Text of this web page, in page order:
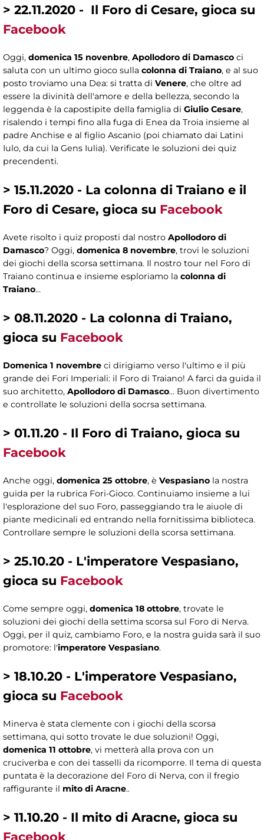
> 22.11.2020 - Il Foro di Cesare, gioca su
Facebook
Oggi, domenica 15 novenbre, Apollodoro di Damasco ci
saluta con un ultimo gioco sulla colonna di Traiano, e al suo
posto troviamo una Dea: si tratta di Venere, che oltre ad
essere la divinità dell'amore e della bellezza, secondo la
leggenda è la capostipite della famiglia di Giulio Cesare,
risalendo i tempi fino alla fuga di Enea da Troia insieme al
padre Anchise e al figlio Ascanio (poi chiamato dai Latini
Iulo, da cui la Gens Iulia). Verificate le soluzioni dei quiz
precendenti.
> 15.11.2020 - La colonna di Traiano e il
Foro di Cesare, gioca su Facebook
Avete risolto i quiz proposti dal nostro Apollodoro di
Damasco? Oggi, domenica 8 novembre, trovi le soluzioni
dei giochi della scorsa settimana. Il nostro tour nel Foro di
Traiano continua e insieme esploriamo la colonna di
Traiano...
> 08.11.2020 - La colonna di Traiano,
gioca su Facebook
Domenica 1 novembre ci dirigiamo verso l'ultimo e il più
grande dei Fori Imperiali: il Foro di Traiano! A farci da guida il
suo architetto, Apollodoro di Damasco... Buon divertimento
e controllate le soluzioni della socrsa settimana.
> 01.11.20 - Il Foro di Traiano, gioca su
Facebook
Anche oggi, domenica 25 ottobre, è Vespasiano la nostra
guida per la rubrica Fori-Gioco. Continuiamo insieme a lui
l'esplorazione del suo Foro, passeggiando tra le aiuole di
piante medicinali ed entrando nella fornitissima biblioteca.
Controllare sempre le soluzioni della scorsa settimana.
> 25.10.20 - L'imperatore Vespasiano,
gioca su Facebook
Come sempre oggi, domenica 18 ottobre, trovate le
soluzioni dei giochi della settima scorsa sul Foro di Nerva.
Oggi, per il quiz, cambiamo Foro, e la nostra guida sarà il suo
promotore: l'imperatore Vespasiano.
> 18.10.20 - L'imperatore Vespasiano,
gioca su Facebook
Minerva è stata clemente con i giochi della scorsa
settimana, qui sotto trovate le due soluzioni! Oggi,
domenica 11 ottobre, vi metterà alla prova con un
cruciverba e con dei tasselli da ricomporre. Il tema di questa
puntata è la decorazione del Foro di Nerva, con il fregio
raffigurante il mito di Aracne..
> 11.10.20 - Il mito di Aracne, gioca su
Facebook